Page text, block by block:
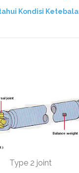
Kondisi
Type 2 joint